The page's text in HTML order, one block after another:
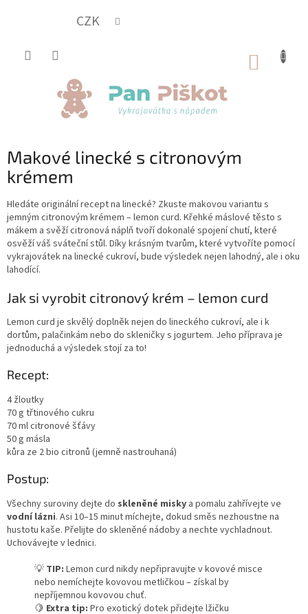
CZK
Makové linecké s citronovým
krémem
Hledáte originální recept na linecké? Zkuste makovou variantu s
jemným citronovým krémem – lemon curd. Křehké máslové těsto s
mákem a svěží citronová náplň tvoří dokonalé spojení chutí, které
osvěží váš sváteční stůl. Díky krásným tvarům, které vytvoříte pomocí
vykrajovátek na linecké cukroví, bude výsledek nejen lahodný, ale i oku
lahodící.
Jak si vyrobit citronový krém – lemon curd
Lemon curd je skvělý doplněk nejen do lineckého cukroví, ale i k
dortům, palačinkám nebo do skleničky s jogurtem. Jeho příprava je
jednoduchá a výsledek stojí za to!
Recept:
4 žloutky
70 g třtinového cukru
70 ml citronové šťávy
50 g másla
kůra ze 2 bio citronů (jemně nastrouhaná)
Postup:
Všechny suroviny dejte do skleněné misky a pomalu zahřívejte ve
vodní lázni. Asi 10–15 minut míchejte, dokud směs nezhoustne na
hustotu kaše. Přelijte do skleněné nádoby a nechte vychladnout.
Uchovávejte v lednici.
💡 TIP: Lemon curd nikdy nepřipravujte v kovové misce
nebo nemíchejte kovovou metličkou – získal by
nepříjemnou kovovou chuť.
🍋 Extra tip: Pro exotický dotek přidejte lžičku